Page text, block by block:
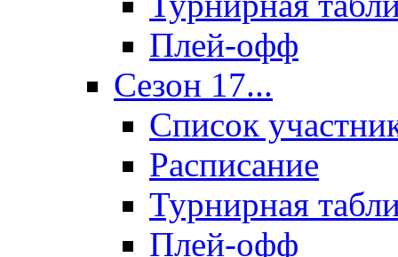
Плей-офф
Сезон 17...
Список
Расписание
Турнирная
Плей-офф